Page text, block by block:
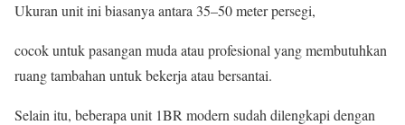
Ukuran unit ini biasanya antara 35–50 meter persegi,
cocok untuk pasangan muda atau profesional yang membutuhkan
ruang tambahan untuk bekerja atau bersantai.
Selain itu, beberapa unit 1BR modern sudah dilengkapi dengan